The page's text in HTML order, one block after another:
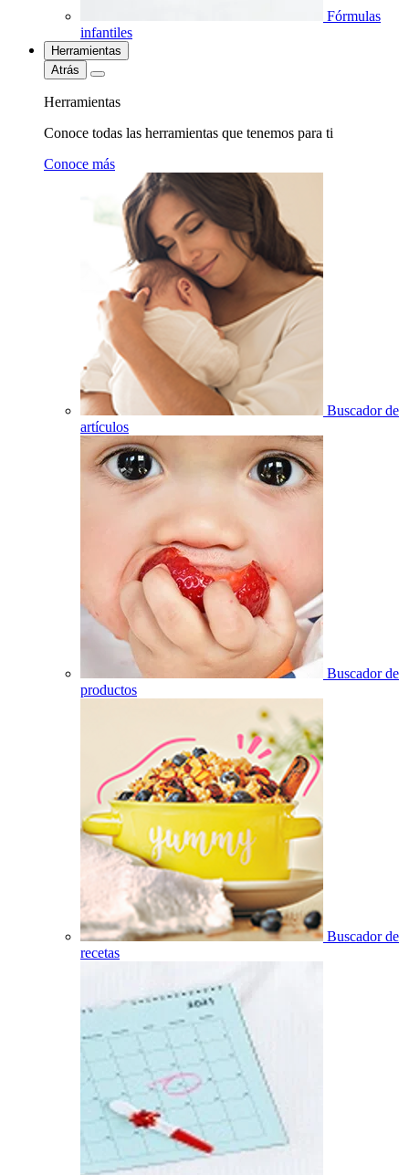
Fórmulas
infantiles
Herramientas
Atrás
Herramientas
Conoce todas las herramientas que tenemos para ti
Conoce más
Buscador de
artículos
Buscador de
productos
Buscador de
recetas